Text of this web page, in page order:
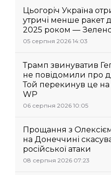
Цьогоріч Україна
утричі менше ракет
2025 роком —
05 серпня 2026 14:03
Трамп звинуватив
не повідомили про
Той перекинув це
WP
06 серпня 2026 10:05
Прощання з
на Донеччині
російської атаки
08 серпня 2026 07:23